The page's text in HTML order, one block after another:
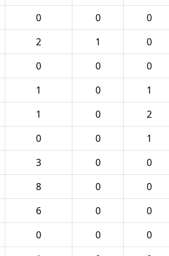
0 0 0
2 1 0
0 0 0
1 0 1
1 0 2
0 0 1
3 0 0
8 0 0
6 0 0
0 0 0